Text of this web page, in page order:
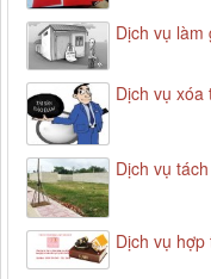
Dịch vụ làm
Dịch vụ
Dịch vụ
Dịch vụ